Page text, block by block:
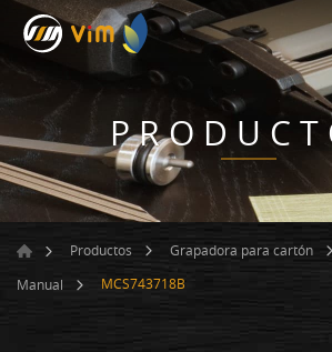
Productos Grapadora para cartón
Manual
MCS743718B